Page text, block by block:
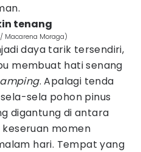
tenang
Moraga)
daya tarik tersendiri,
membuat hati senang
. Apalagi tenda
sela pohon pinus
digantung di antara
momen
hari. Tempat yang